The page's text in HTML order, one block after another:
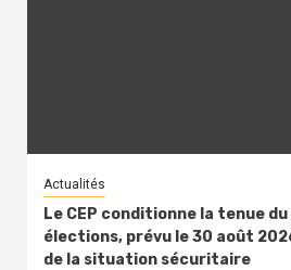
Actualités
Le CEP conditionne la tenue
élections, prévu le 30 août
de la situation sécuritaire